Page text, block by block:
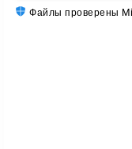
Файлы проверены